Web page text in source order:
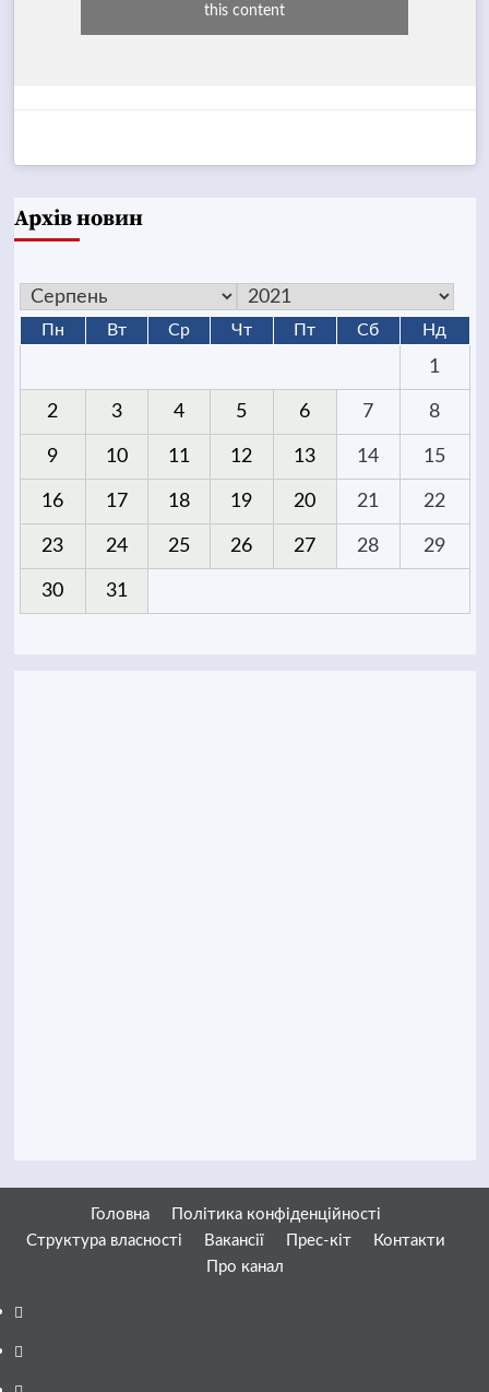
this content
Архів новин
Пн Вт Ср Чт Пт Сб Нд
1
2 3 4 5 6 7 8
9 10 11 12 13 14 15
16 17 18 19 20 21 22
23 24 25 26 27 28 29
30 31
Головна
Політика конфіденційності
Структура власності
Вакансії Прес-кіт
Контакти
Про канал
Facebook
YouTube